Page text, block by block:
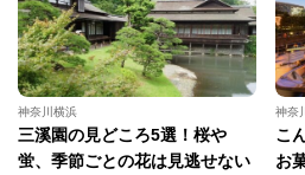
神奈川横浜
三溪園の見どころ5選！桜や
蛍、季節ごとの花は見逃せない
神奈
こ
お